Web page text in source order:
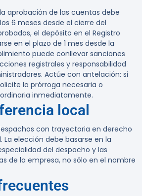
la aprobación de las cuentas debe
6 meses desde el cierre del
el depósito en el Registro
en el plazo de 1 mes desde la
puede conllevar sanciones
registrales y responsabilidad
Actúe con antelación: si
la prórroga necesaria o
inmediatamente.
local
con trayectoria en derecho
elección debe basarse en la
del despacho y las
de la empresa, no sólo en el nombre